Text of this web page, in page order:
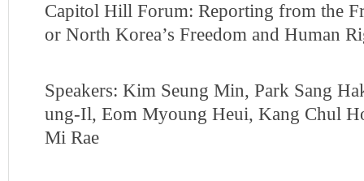
Capitol Hill Forum: Reporting from the
or North Korea’s Freedom and Human
Speakers: Kim Seung Min, Park Sang
ung-Il, Eom Myoung Heui, Kang Chul
Mi Rae